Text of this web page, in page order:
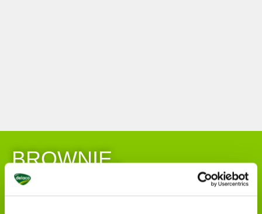
BROWNIE
CU CREMĂ
DE BRÂNZĂ